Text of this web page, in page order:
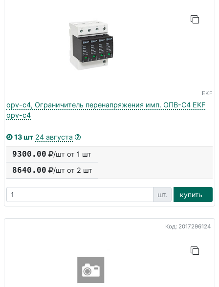
EKF
opv-c4, Ограничитель перенапряжения имп. ОПВ-C4 EKF
opv-c4
13 шт 24 августа
9300.00 /шт от 1 шт
8640.00 /шт от 2 шт
шт. купить
Код: 2017296124